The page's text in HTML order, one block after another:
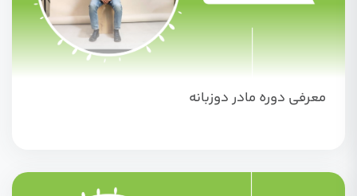
معرفی دوره مادر دوزبانه